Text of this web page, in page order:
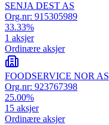
SENJA DEST AS
Org.nr: 915305989
33.33%
1 aksjer
Ordinære aksjer
FOODSERVICE NOR AS
Org.nr: 923767398
25.00%
15 aksjer
Ordinære aksjer